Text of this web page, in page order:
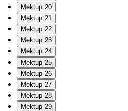
Mektup 20
Mektup 21
Mektup 22
Mektup 23
Mektup 24
Mektup 25
Mektup 26
Mektup 27
Mektup 28
Mektup 29